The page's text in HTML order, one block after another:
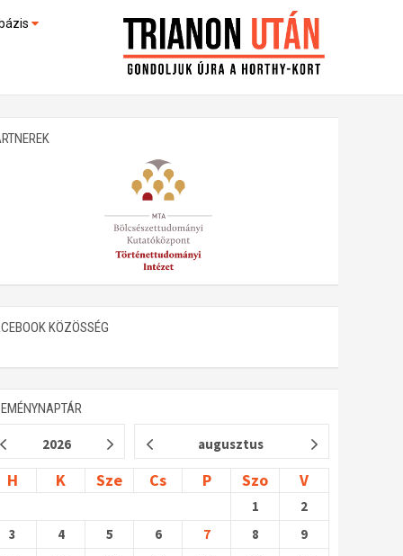
(feltöltés alatt)
KÖZÖSSÉG
2026 augusztus
H K Sze Cs P Szo V
1
2
3
4 5 6 7 8
9